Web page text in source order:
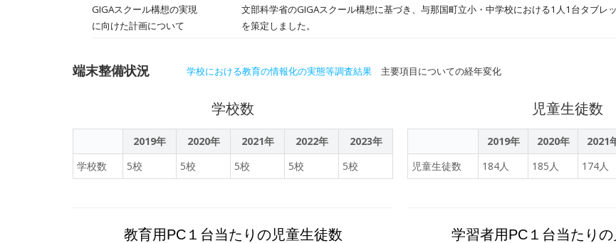
GIGAスクール構想の実現
に向けた計画について
文部科学省のGIGAスクール構想に基づき、与那国町立小・中学校における1人1台タブレ
を策定しました。
端末整備状況 学校における教育の情報化の実態等調査結果 主要項目についての経年変化
学校数
2019年 2020年 2021年 2022年
2023年
学校数
5校 5校 5校 5校 5校
児童生徒数
2019年 2020年 2021
児童生徒数
184人 185人 174人
教育用PC１台当たりの児童生徒数 学習者用PC１台当たり